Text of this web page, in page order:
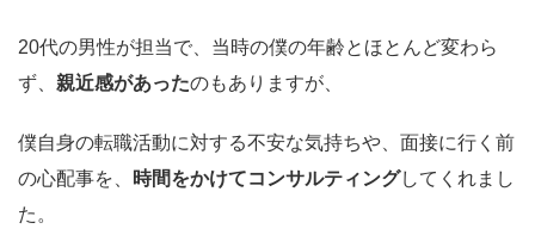
20代の男性が担当で、当時の僕の年齢とほとんど変わら
ず、 親近感があったのもありますが、
僕自身の転職活動に対する不安な気持ちや、面接に行く前
の心配事を、
時間をかけてコンサルティングしてくれまし
た。